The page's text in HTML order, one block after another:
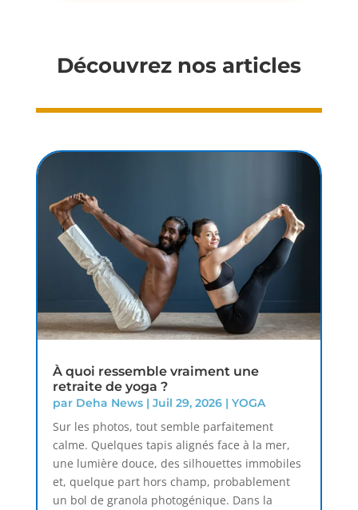
Découvrez nos articles
À quoi ressemble vraiment une
retraite de yoga ?
par Deha News| Juil 29, 2026| YOGA
Sur les photos, tout semble parfaitement
calme. Quelques tapis alignés face à la mer,
une lumière douce, des silhouettes immobiles
et, quelque part hors champ, probablement
un bol de granola photogénique. Dans la